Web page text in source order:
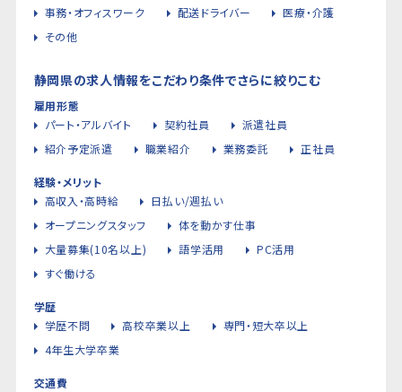
事務・オフィスワーク
配送ドライバー
医療・介護
その他
静岡県の求人情報をこだわり条件でさらに絞りこむ
雇用形態
パート・アルバイト
契約社員
派遣社員
紹介予定派遣
職業紹介 業務委託 正社員
経験・メリット
高収入・高時給
日払い/週払い
オープニングスタッフ
体を動かす仕事
大量募集(10名以上)
語学活用
PC活用
すぐ働ける
学歴
学歴不問
高校卒業以上
専門・短大卒以上
4年生大学卒業
交通費